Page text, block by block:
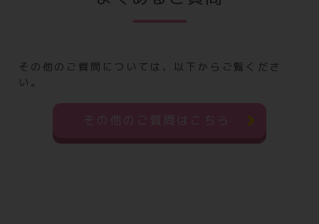
その他のご質問については、以下からご覧くださ
い。
その他のご質問はこちら